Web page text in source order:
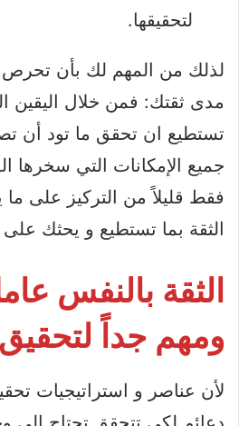
لتحقيقها.
لذلك من المهم لك بأن تحرص
مدى ثقتك: فمن خلال اليقين
تستطيع ان تحقق ما تود أن
جميع الإمكانات التي سخرها
فقط قليلاً من التركيز على
الثقة بما تستطيع و يحثك
الثقة بالنفس
ومهم جداً
لأن عناصر و استراتيجيات